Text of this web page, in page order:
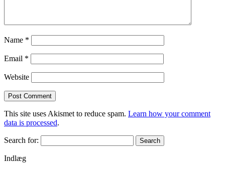
Name *
Email *
Website
This site uses Akismet to reduce spam. Learn how your comment
data is processed.
Search for:
Indlæg